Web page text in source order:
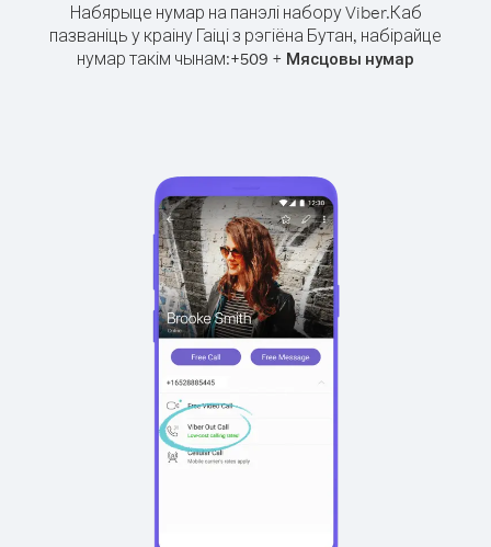
Набярыце нумар на панэлі набору Viber.Каб
пазваніць у краіну Гаіці з рэгіёна Бутан, набірайце
нумар такім чынам:+509 + Мясцовы нумар